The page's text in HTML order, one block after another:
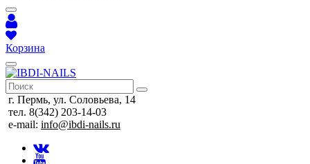
Корзина
г. Пермь, ул. Соловьева, 14
тел. 8(342) 203-14-03
e-mail: info@ibdi-nails.ru